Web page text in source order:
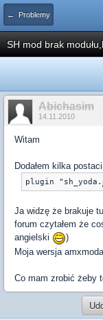
← Problemy
SH mod brak
Abichasim
14.11.2010
Witam
Dodałem kilka
plugin "sh_yoda.
Ja widzę że brakuje
forum czytałem że
angielski
)
Moja wersja
Co mam zrobić żeby